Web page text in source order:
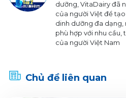
dưỡng, VitaDairy đã
của người Việt để
dinh dưỡng đa dạng,
phù hợp với nhu cầu,
của người Việt Nam
Chủ đề liên quan